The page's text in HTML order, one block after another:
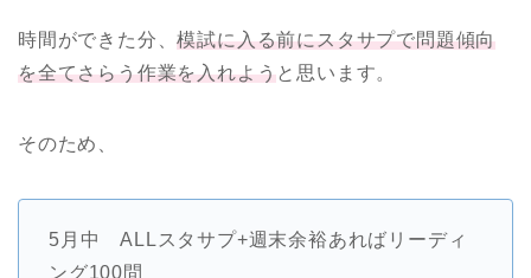
時間ができた分、模試に入る前にスタサプで問題傾向
を全てさらう作業を入れようと思います。
そのため、
5月中 ALLスタサプ+週末余裕あればリーディ
ング100問